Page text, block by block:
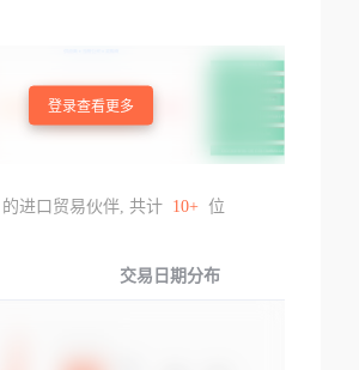
登录查看更多
进口贸易伙伴, 共计 10+ 位
交易日期分布